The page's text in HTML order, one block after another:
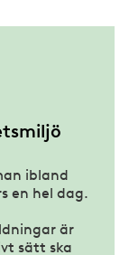
ibland
en hel dag.
är
sätt ska